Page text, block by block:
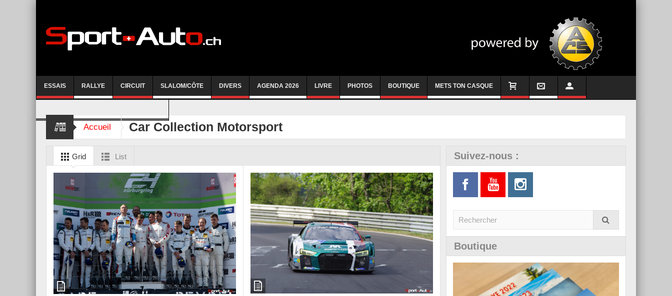
ESSAIS RALLYE CIRCUIT SLALOM/CÔTE DIVERS AGENDA 2026 LIVRE PHOTOS BOUTIQUE METS TON CASQUE
Accueil Car Collection Motorsport
Grid List Suivez-nous :
Boutique